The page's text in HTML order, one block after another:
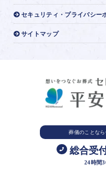
セキュリティ・プライバシー
サイトマップ
葬儀のことなら
総合受
24時間